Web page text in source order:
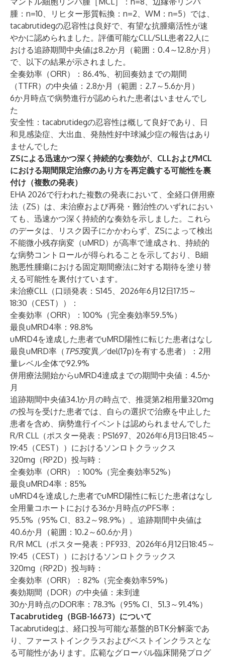
腫：n=10、リヒター形質転換：n=2、WM：n=5）では、
tacabrutidegの忍容性は良好で、有望な抗腫瘍活性が速
やかに認められました。評価可能なCLL/SLL患者22人に
おける追跡期間中央値は8.2か月（範囲：0.4～12.8か月）
で、以下の結果が示されました。
全奏効率（ORR）：86.4%、初回奏効までの期間
（TTFR）の中央値：2.8か月（範囲：2.7～5.6か月）
6か月時点で病勢進行が認められた患者はいませんでし
た
安全性：tacabrutidegの忍容性は概して良好であり、日
和見感染症、大出血、発熱性好中球減少症の報告はあり
ませんでした
ZSによる迅速かつ深く持続的な奏効が、CLLおよびMCL
における期間限定治療のあり方を再定義する可能性を裏
付け（複数の発表）
EHA 2026で行われた複数の発表において、全経口併用療
法（ZS）は、未治療および再発・難治性のいずれにおい
ても、迅速かつ深く持続的な奏効を示しました。これら
のデータは、リスク因子にかかわらず、ZSによって検出
不能微小残存病変（uMRD）が高率で達成され、持続的
な病勢コントロールが得られることを示しており、B細
胞悪性腫瘍における固定期間療法に対する期待を塗り替
える可能性を裏付けています。
未治療CLL（口頭発表： S145、2026年6月12日17:15～
18:30（CEST））：
全奏効率（ORR）：100%（完全奏効率59.5%）
最良uMRD4率：98.8%
uMRD4を達成した患者でuMRD陽性に転じた患者はなし
最良uMRD率（ TP53変異／del(17p)を有する患者）：2用
量レベル全体で92.9%
併用療法開始からuMRD4達成までの期間中央値：4.5か
月
追跡期間中央値34.1か月の時点で、推奨第2相用量320mg
の投与を受けた患者では、自らの選択で治療を中止した
患者を含め、病勢進行イベントは認められませんでした
R/R CLL（ポスター発表： PS1697、2026年6月13日18:45～
19:45（CEST））におけるソンロトクラックス
320mg（RP2D）投与時：
全奏効率（ORR）：100%（完全奏効率52%）
最良uMRD4率：85%
uMRD4を達成した患者でuMRD陽性に転じた患者はなし
全用量コホートにおける36か月時点のPFS率：
95.5%（95% CI、83.2～98.9%）。追跡期間中央値は
40.6か月（範囲：10.2～60.6か月）
R/R MCL（ポスター発表： PF933、2026年6月12日18:45～
19:45（CEST））におけるソンロトクラックス
320mg（RP2D）投与時：
全奏効率（ORR）：82%（完全奏効率59%）
奏効期間（DOR）の中央値：未到達
30か月時点のDOR率：78.3%（95% CI、51.3～91.4%）
Tacabrutideg（BGB-16673）について
Tacabrutidegは、経口投与可能な基盤的BTK分解薬であ
り、ファーストインクラスおよびベストインクラスとな
る可能性があります。広範なグローバル臨床開発プログ